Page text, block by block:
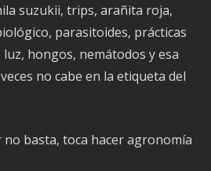
suzukii, trips, arañita roja,
parasitoides, prácticas
hongos, nemátodos y esa
no cabe en la etiqueta del
no basta, toca hacer agronomía